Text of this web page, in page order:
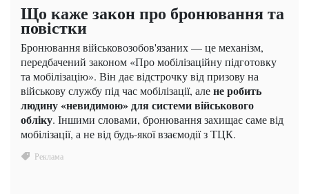
Що каже закон про бронювання та
повістки
Бронювання військовозобов'язаних — це механізм,
передбачений законом «Про мобілізаційну підготовку
та мобілізацію». Він дає відстрочку від призову на
військову службу під час мобілізації, алене робить
людину «невидимою» для системи військового
обліку. Іншими словами, бронювання захищає саме від
мобілізації, а не від будь-якої взаємодії з ТЦК.